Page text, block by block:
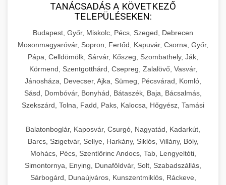
TANÁCSADÁS A KÖVETKEZŐ
TELEPÜLÉSEKEN:
Budapest, Győr, Miskolc, Pécs, Szeged, Debrecen
Mosonmagyaróvár, Sopron, Fertőd, Kapuvár, Csorna, Győr,
Pápa, Celldömölk, Sárvár, Kőszeg, Szombathely, Ják,
Körmend, Szentgotthárd, Csepreg, Zalalövő, Vasvár,
Jánosháza, Devecser, Ajka, Sümeg, Pécsvárad, Komló,
Sásd, Dombóvár, Bonyhád, Bátaszék, Baja, Bácsalmás,
Szekszárd, Tolna, Fadd, Paks, Kalocsa, Hőgyész, Tamási
Balatonboglár, Kaposvár, Csurgó, Nagyatád, Kadarkút,
Barcs, Szigetvár, Sellye, Harkány, Siklós, Villány, Bóly,
Mohács, Pécs, Szentlőrinc Andocs, Tab, Lengyeltóti,
Simontornya, Enying, Dunaföldvár, Solt, Szabadszállás,
Sárbogárd, Dunaújváros, Kunszentmiklós, Ráckeve,